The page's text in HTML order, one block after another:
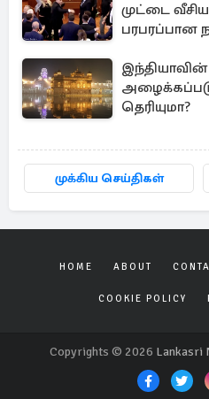
முட்டை வீசிய
பரபரப்பான
தெரியுமா?
முக்கிய செய்திகள்
HOME ABOUT
COOKIE POLICY
Copyrights © 2026 Lankasri